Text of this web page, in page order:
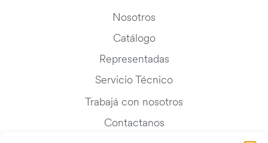
Nosotros
Catálogo
Representadas
Servicio Técnico
Trabajá con nosotros
Contactanos